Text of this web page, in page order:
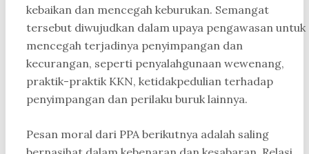
kebaikan dan mencegah keburukan. Semangat
tersebut diwujudkan dalam upaya pengawasan untuk
mencegah terjadinya penyimpangan dan
kecurangan, seperti penyalahgunaan wewenang,
praktik-praktik KKN, ketidakpedulian terhadap
penyimpangan dan perilaku buruk lainnya.
Pesan moral dari PPA berikutnya adalah saling